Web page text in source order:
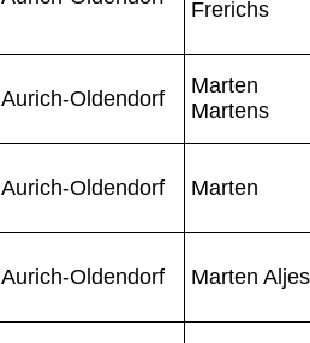
Frerichs
Aurich-Oldendorf
Marten
Martens
Aurich-Oldendorf Marten
Aurich-Oldendorf Marten Aljes